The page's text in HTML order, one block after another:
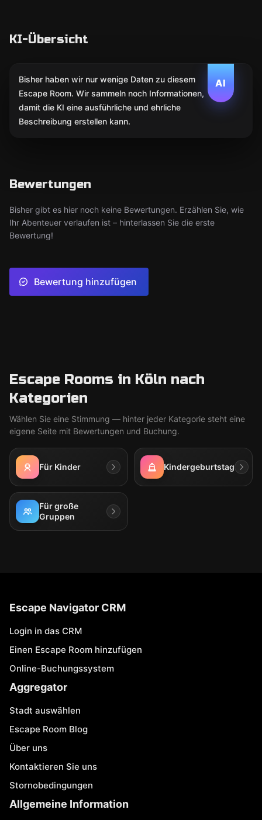
KI-Übersicht
AI
Bisher haben wir nur wenige Daten zu diesem
Escape Room. Wir sammeln noch Informationen,
damit die KI eine ausführliche und ehrliche
Beschreibung erstellen kann.
Bewertungen
Bisher gibt es hier noch keine Bewertungen. Erzählen Sie, wie
Ihr Abenteuer verlaufen ist – hinterlassen Sie die erste
Bewertung!
Bewertung hinzufügen
Escape Rooms in Köln nach
Kategorien
Wählen Sie eine Stimmung — hinter jeder Kategorie steht eine
eigene Seite mit Bewertungen und Buchung.
Für Kinder Kindergeburtstag
Für große
Gruppen
Escape Navigator CRM
Login in das CRM
Einen Escape Room hinzufügen
Online-Buchungssystem
Aggregator
Stadt auswählen
Escape Room Blog
Über uns
Kontaktieren Sie uns
Stornobedingungen
Allgemeine Information